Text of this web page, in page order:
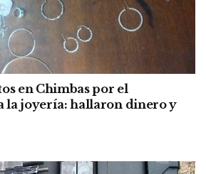
en Chimbas por el
la joyería: hallaron dinero y